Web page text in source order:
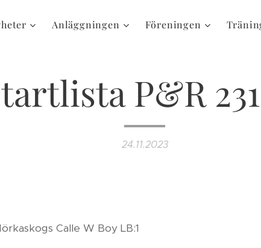
Anläggningen Föreningen
P&R
24.11.2023
Calle W Boy LB:1